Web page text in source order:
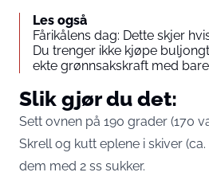
Les også
Fårikålens dag: Dette skjer
Du trenger ikke kjøpe
ekte grønnsakskraft med
Slik gjør du det:
Sett ovnen på 190 grader (170
Skrell og kutt eplene i skiver
dem med 2 ss sukker.